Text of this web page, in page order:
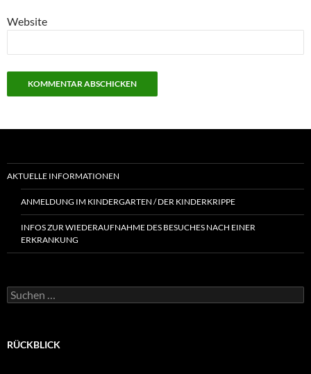
Website
AKTUELLE INFORMATIONEN
ANMELDUNG IM KINDERGARTEN / DER KINDERKRIPPE
INFOS ZUR WIEDERAUFNAHME DES BESUCHES NACH EINER
ERKRANKUNG
Suchen
nach:
RÜCKBLICK